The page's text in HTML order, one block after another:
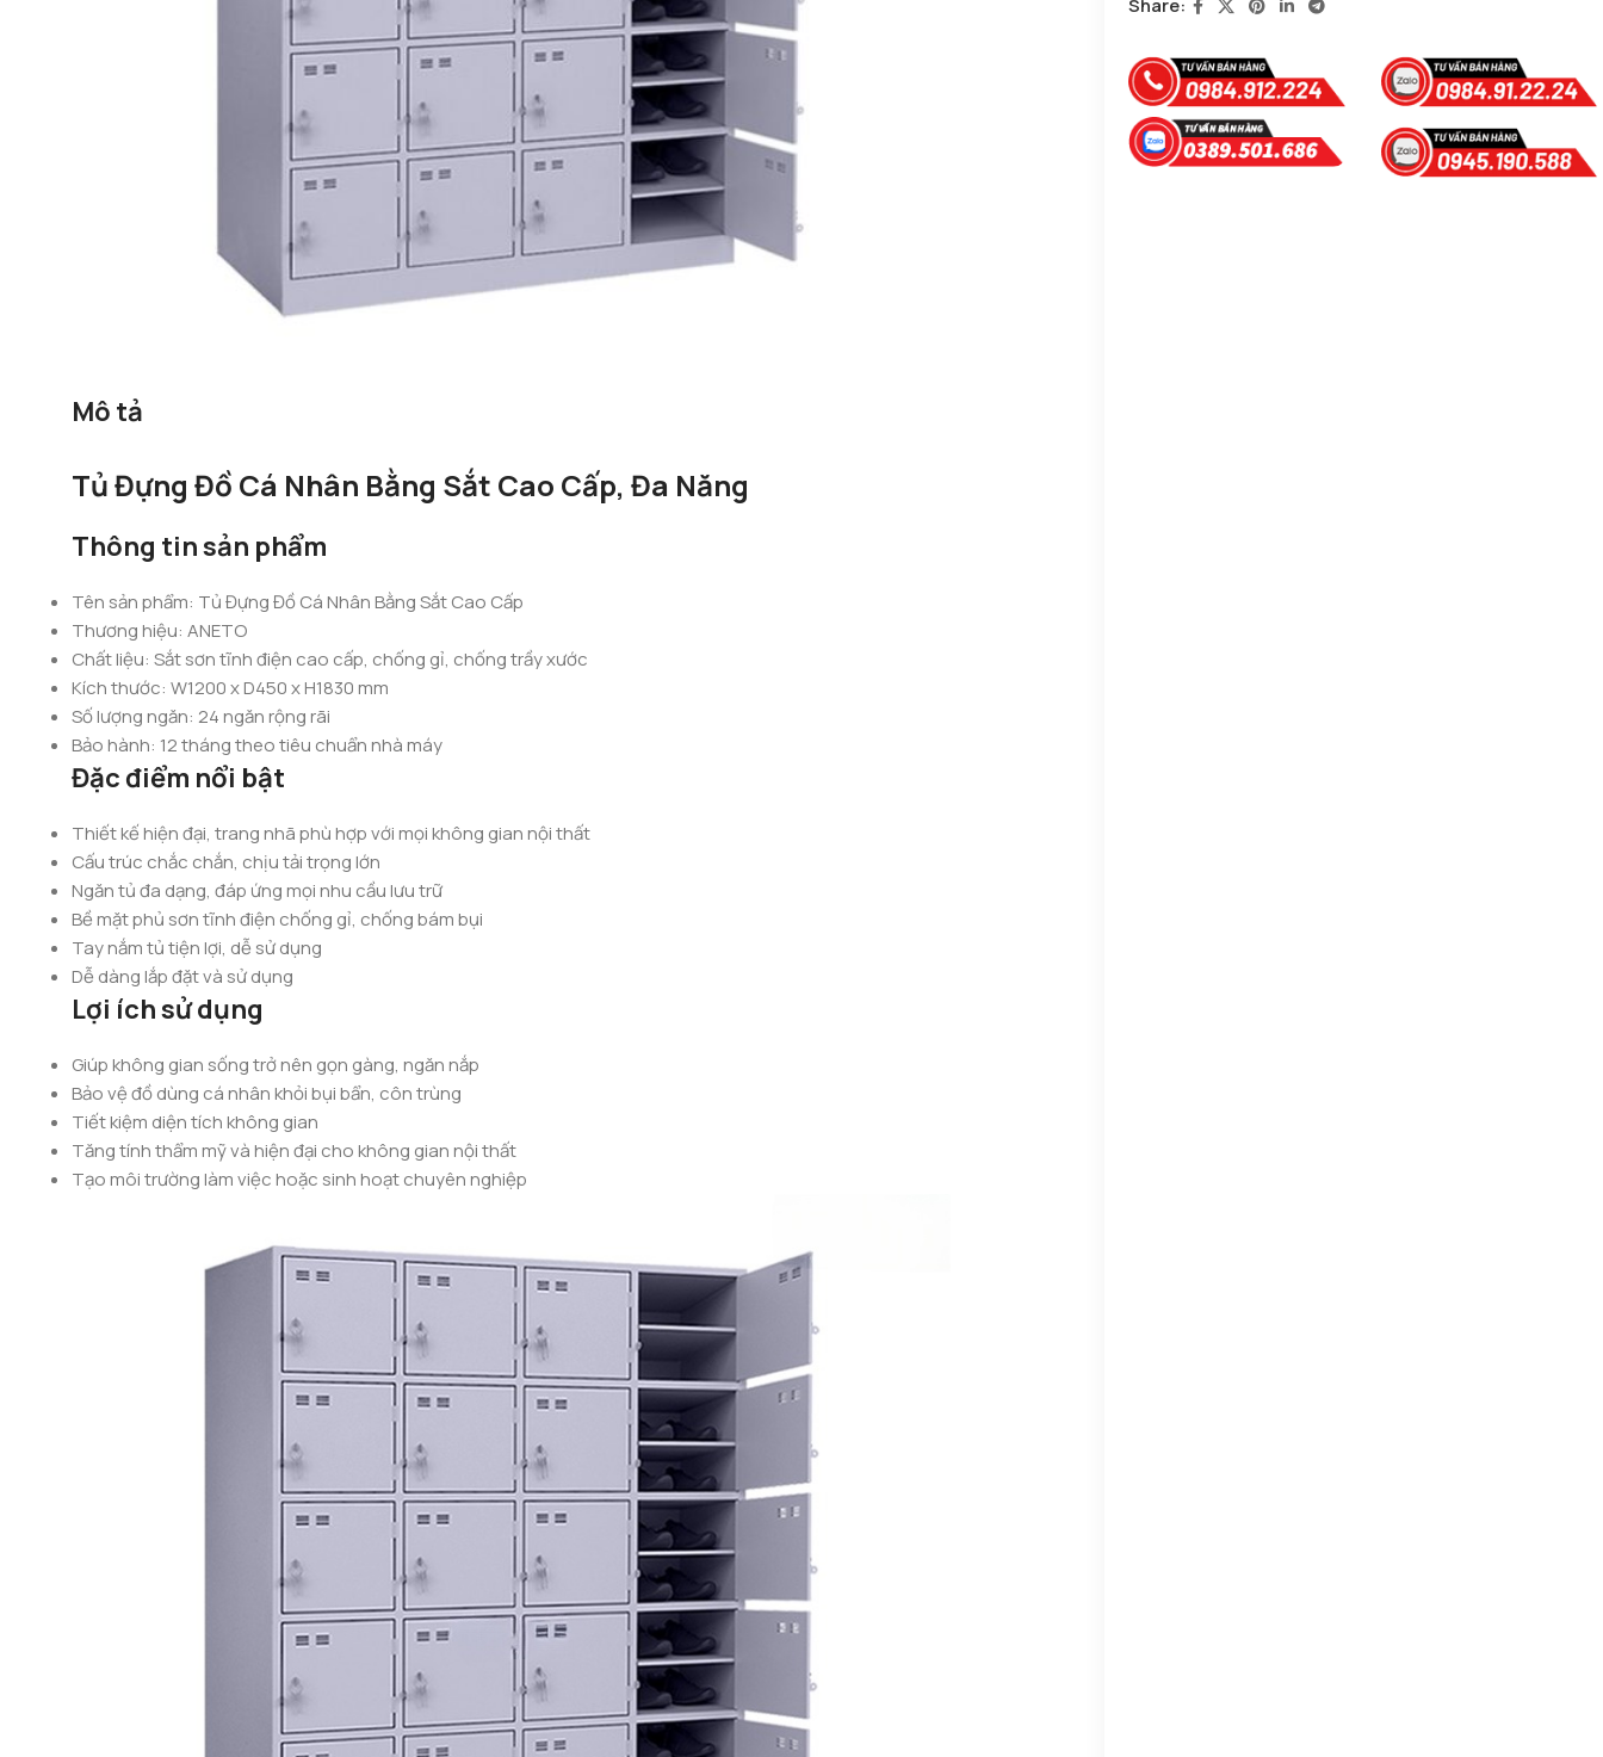
Mô tả
Tủ Đựng Đồ Cá Nhân Bằng Sắt Cao Cấp, Đa Năng
Thông tin sản phẩm
Tên sản phẩm: Tủ Đựng Đồ Cá Nhân Bằng Sắt Cao Cấp
Thương hiệu: ANETO
Chất liệu: Sắt sơn tĩnh điện cao cấp, chống gỉ, chống trầy xước
Kích thước: W1200 x D450 x H1830 mm
Số lượng ngăn: 24 ngăn rộng rãi
Bảo hành: 12 tháng theo tiêu chuẩn nhà máy
Đặc điểm nổi bật
Thiết kế hiện đại, trang nhã phù hợp với mọi không gian nội thất
Cấu trúc chắc chắn, chịu tải trọng lớn
Ngăn tủ đa dạng, đáp ứng mọi nhu cầu lưu trữ
Bề mặt phủ sơn tĩnh điện chống gỉ, chống bám bụi
Tay nắm tủ tiện lợi, dễ sử dụng
Dễ dàng lắp đặt và sử dụng
Lợi ích sử dụng
Giúp không gian sống trở nên gọn gàng, ngăn nắp
Bảo vệ đồ dùng cá nhân khỏi bụi bẩn, côn trùng
Tiết kiệm diện tích không gian
Tăng tính thẩm mỹ và hiện đại cho không gian nội thất
Tạo môi trường làm việc hoặc sinh hoạt chuyên nghiệp
Share: